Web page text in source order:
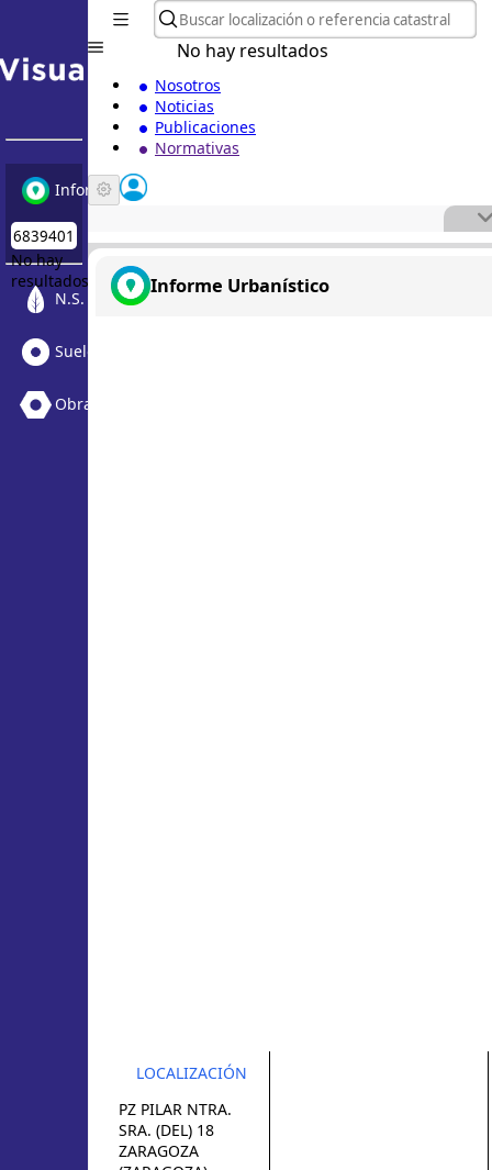
Informe Urbanístico
No hay
resultados
N.S. Medioambiental
Suelo Vacante + Obras
Obras
No hay resultados
Nosotros
Noticias
Publicaciones
Normativas
Informe Urbanístico
LOCALIZACIÓN
PZ PILAR NTRA.
SRA. (DEL) 18
ZARAGOZA